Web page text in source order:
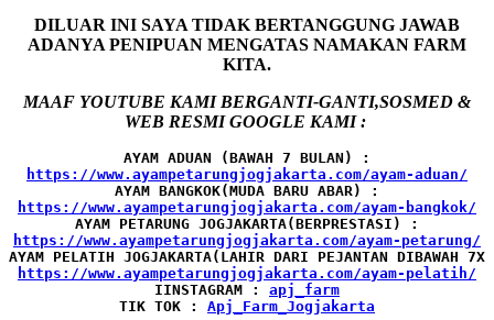
DILUAR INI SAYA TIDAK BERTANGGUNG JAWAB
ADANYA PENIPUAN MENGATAS NAMAKAN FARM
KITA.
MAAF YOUTUBE KAMI BERGANTI-GANTI,SOSMED &
WEB RESMI GOOGLE KAMI :
AYAM ADUAN (BAWAH 7 BULAN) :
AYAM BANGKOK(MUDA BARU ABAR) :
AYAM PETARUNG JOGJAKARTA(BERPRESTASI) :
AYAM PELATIH JOGJAKARTA(LAHIR DARI PEJANTAN DIBAWAH
IINSTAGRAM :
TIK TOK : Apj_Farm_Jogjakarta